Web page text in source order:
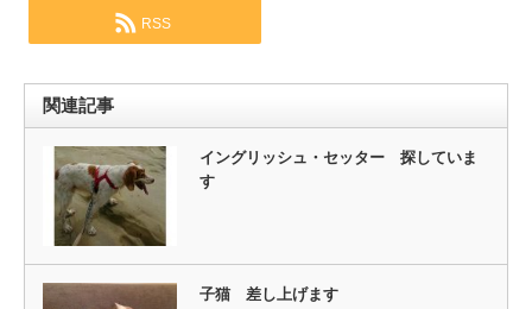
RSS
関連記事
イングリッシュ・セッター 探していま
す
子猫 差し上げます